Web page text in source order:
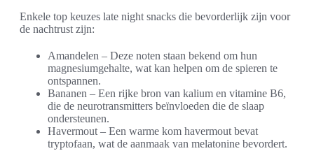
Enkele top keuzes late night snacks die bevorderlijk zijn voor
de nachtrust zijn:
Amandelen – Deze noten staan bekend om hun
magnesiumgehalte, wat kan helpen om de spieren te
ontspannen.
Bananen – Een rijke bron van kalium en vitamine B6,
die de neurotransmitters beïnvloeden die de slaap
ondersteunen.
Havermout – Een warme kom havermout bevat
tryptofaan, wat de aanmaak van melatonine bevordert.